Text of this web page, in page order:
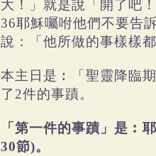
大！」就是說「開了吧
36耶穌囑咐他們不要告
說：「他所做的事樣樣
本主日是︰「聖靈降臨
了2件的事蹟。
「第一件的事蹟」是︰
30節)。